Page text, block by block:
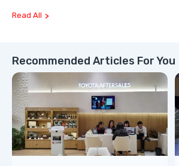
Read All
Recommended Articles For You